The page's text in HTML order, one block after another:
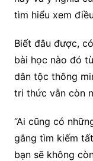
tìm hiểu xem
Biết đâu được,
bài học nào đó
dân tộc thông
tri thức vẫn còn
“Ai cũng có
gắng tìm kiếm
bạn sẽ không